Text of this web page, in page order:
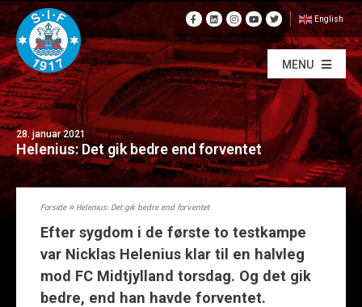
English
MENU
28. januar 2021
Helenius: Det gik bedre end forventet
Forside» Helenius: Det gik bedre end forventet
Efter sygdom i de første to testkampe
var Nicklas Helenius klar til en halvleg
mod FC Midtjylland torsdag. Og det gik
bedre, end han havde forventet.